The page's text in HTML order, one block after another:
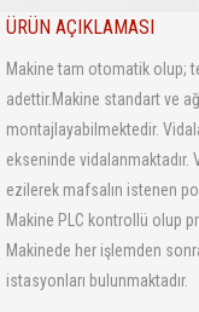
ÜRÜN AÇIKLAMASI
Makine tam otomatik olup;
adettir.Makine standart ve
montajlayabilmektedir.
ekseninde
ezilerek mafsalın istenen
Makine PLC kontrollü olup
Makinede her işlemden
istasyonları bulunmaktadır.